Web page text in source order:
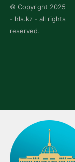
© Copyright 2025
- hls.kz - all rights
reserved.